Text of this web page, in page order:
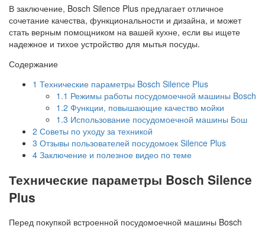
В заключение, Bosch Silence Plus предлагает отличное
сочетание качества, функциональности и дизайна, и может
стать верным помощником на вашей кухне, если вы ищете
надежное и тихое устройство для мытья посуды.
Содержание
1 Технические параметры Bosch Silence Plus
1.1 Режимы работы посудомоечной машины Bosch
1.2 Функции, повышающие качество мойки
1.3 Использование посудомоечной машины Бош
2 Советы по уходу за техникой
3 Отзывы пользователей посудомоек Silence Plus
4 Заключение и полезное видео по теме
Технические параметры Bosch Silence
Plus
Перед покупкой встроенной посудомоечной машины Bosch